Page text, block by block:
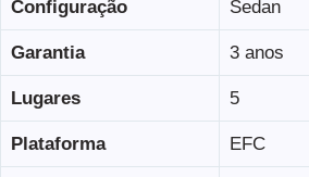
Configuração Sedan
Garantia 3 anos
Lugares 5
Plataforma EFC